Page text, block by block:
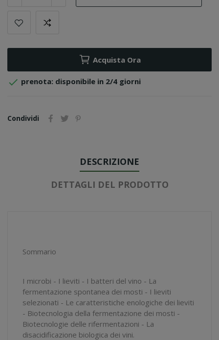
Acquista Ora
 prenota: disponibile in 2/4 giorni
Condividi
DESCRIZIONE
DETTAGLI DEL PRODOTTO
Sommario
I microbi - I lieviti - I batteri del vino - La
fermentazione spontanea dei mosti - I lieviti
selezionati - Le caratteristiche enologiche dei lieviti
- Biotecnologia della fermentazione dei mosti -
Biotecnologie delle rifermentazioni - La
disacidificazione biologica dei vini.